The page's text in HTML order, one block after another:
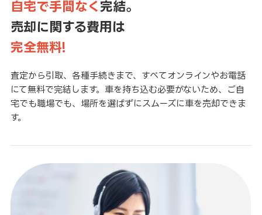
自宅で手間なく 完結。
売却に関する費用は
完全無料!
査定から引取、各種手続きまで、すべてオンラインやお電話
にて無料で完結します。車を持ち込む必要がないため、ご自
宅でも職場でも、場所を選ばずにスムーズに車を売却できま
す。